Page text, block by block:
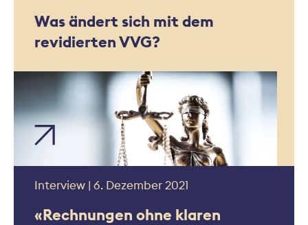
Was ändert sich mit dem
revidierten VVG?
Interview | 6. Dezember 2021
«Rechnungen ohne klaren